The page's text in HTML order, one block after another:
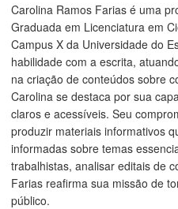
Carolina Ramos Farias é uma
Graduada em Licenciatura em
Campus X da Universidade do
habilidade com a escrita,
na criação de conteúdos sobre
Carolina se destaca por sua
claros e acessíveis. Seu
produzir materiais informativos
informadas sobre temas
trabalhistas, analisar editais de
Farias reafirma sua missão de
público.